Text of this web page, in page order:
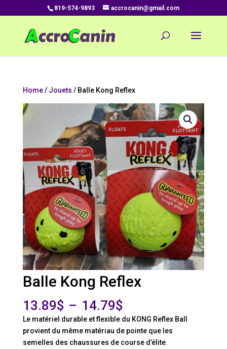
819-574-9893 accrocanin@gmail.com
Home/ Jouets / Balle Kong Reflex
Balle Kong Reflex
13.89$ – 14.79$Plage
de
prix :
13.89$
Le matériel durable et flexible du KONG Reflex Ball
provient du même matériau de pointe que les
semelles des chaussures de course d’élite.